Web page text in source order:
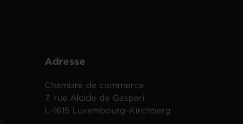
Adresse
Chambre de commerce
7, rue Alcide de Gasperi
L-1615 Luxembourg-Kirchberg